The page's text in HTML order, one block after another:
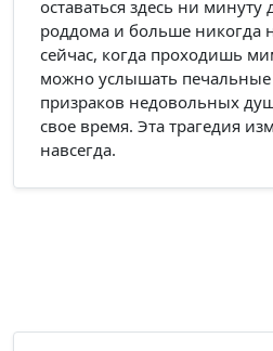
оставаться здесь ни
роддома и больше никогда
сейчас, когда проходишь
можно услышать печальные
призраков недовольных
свое время. Эта трагедия
навсегда.